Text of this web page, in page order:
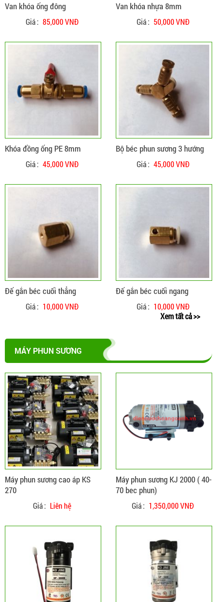
Van khóa ống đông
Giá : 85,000 VNĐ
Van khóa nhựa 8mm
Giá : 50,000 VNĐ
Khóa đồng ống PE 8mm
Giá : 45,000 VNĐ
CHI TIẾT
Bộ béc phun sương 3 hướng
Giá : 45,000 VNĐ
ĐẶT HÀNG
Đế gắn béc cuối thẳng
Giá : 10,000 VNĐ
CHI TIẾT
Đế gắn béc cuối ngang
Giá : 10,000 VNĐ
ĐẶT HÀNG
Xem tất cả >>
MÁY PHUN SƯƠNG
Máy phun sương cao áp KS
270
Giá : Liên hệ
CHI TIẾT
Máy phun sương KJ 2000 ( 40-
70 bec phun)
Giá : 1,350,000 VNĐ
ĐẶT HÀNG
CHI TIẾT
ĐẶT HÀNG